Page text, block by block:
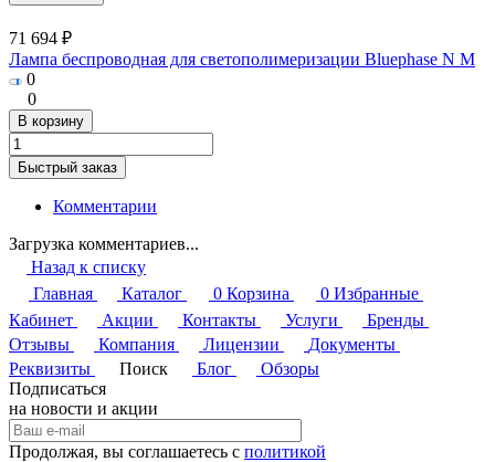
71 694 ₽
Лампа беспроводная для светополимеризации Bluephase N M
0
0
В корзину
Быстрый заказ
Комментарии
Загрузка комментариев...
Назад к списку
Главная
Каталог 0 Корзина 0 Избранные
Кабинет
Акции Контакты Услуги
Бренды
Отзывы
Компания Лицензии
Документы
Реквизиты
Поиск Блог
Обзоры
Подписаться
на новости и акции
Продолжая, вы соглашаетесь с политикой